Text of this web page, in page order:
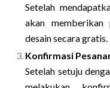
Setelah
akan memberikan
desain secara gratis.
Konfirmasi
Setelah setuju